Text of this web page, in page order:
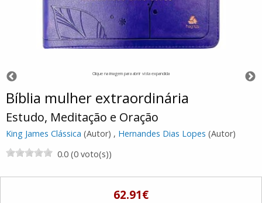
Clique na imagem para abrir vista expandida
Bíblia mulher extraordinária
Estudo, Meditação e Oração
King James Clássica (Autor) , Hernandes Dias Lopes (Autor)
0.0 (0 voto(s))
62.91€